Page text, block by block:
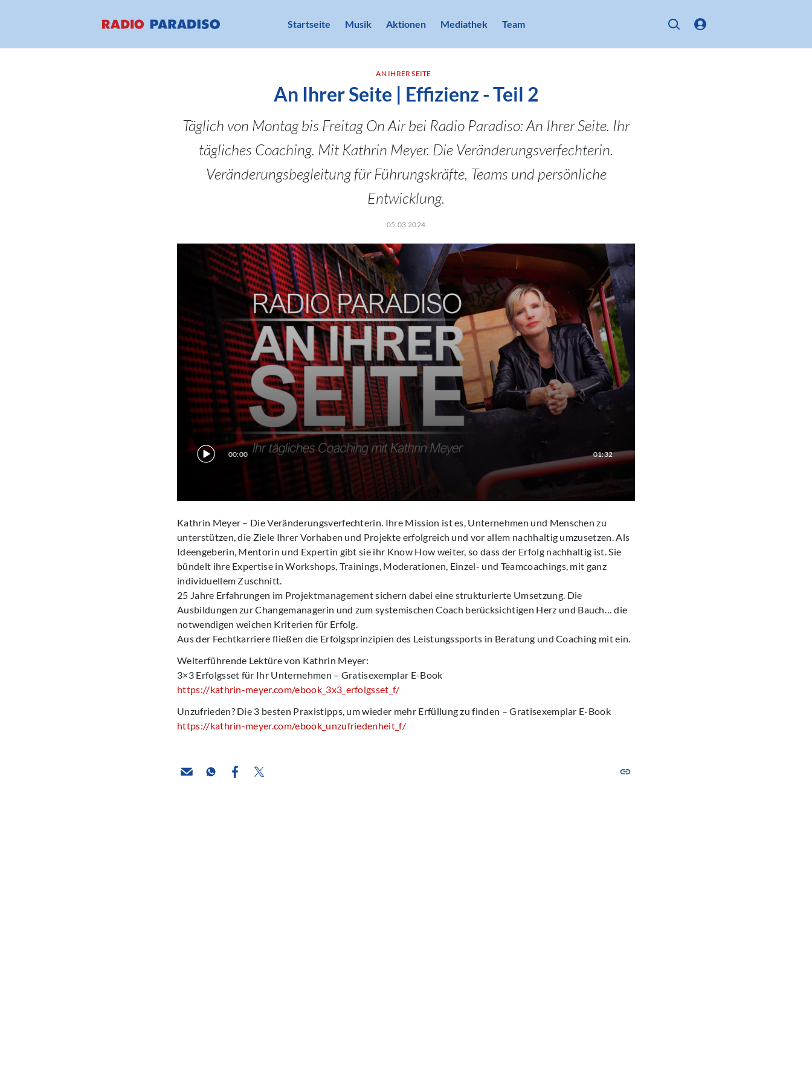
Startseite Musik Aktionen Mediathek Team
00:00 01:32
AN IHRER SEITE
An Ihrer Seite | Effizienz - Teil 2
Täglich von Montag bis Freitag On Air bei Radio Paradiso: An Ihrer Seite. Ihr
tägliches Coaching. Mit Kathrin Meyer. Die Veränderungsverfechterin.
Veränderungsbegleitung für Führungskräfte, Teams und persönliche
Entwicklung.
05.03.2024
Kathrin Meyer – Die Veränderungsverfechterin. Ihre Mission ist es, Unternehmen und Menschen zu
unterstützen, die Ziele Ihrer Vorhaben und Projekte erfolgreich und vor allem nachhaltig umzusetzen. Als
Ideengeberin, Mentorin und Expertin gibt sie ihr Know How weiter, so dass der Erfolg nachhaltig ist. Sie
bündelt ihre Expertise in Workshops, Trainings, Moderationen, Einzel- und Teamcoachings, mit ganz
individuellem Zuschnitt.
25 Jahre Erfahrungen im Projektmanagement sichern dabei eine strukturierte Umsetzung. Die
Ausbildungen zur Changemanagerin und zum systemischen Coach berücksichtigen Herz und Bauch… die
notwendigen weichen Kriterien für Erfolg.
Aus der Fechtkarriere fließen die Erfolgsprinzipien des Leistungssports in Beratung und Coaching mit ein.
Weiterführende Lektüre von Kathrin Meyer:
3×3 Erfolgsset für Ihr Unternehmen – Gratisexemplar E-Book
https://kathrin-meyer.com/ebook_3x3_erfolgsset_f/
Unzufrieden? Die 3 besten Praxistipps, um wieder mehr Erfüllung zu finden – Gratisexemplar E-Book
https://kathrin-meyer.com/ebook_unzufriedenheit_f/